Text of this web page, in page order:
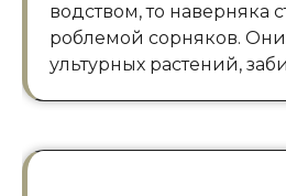
водством, то наверняка
роблемой сорняков.
ультурных растений,